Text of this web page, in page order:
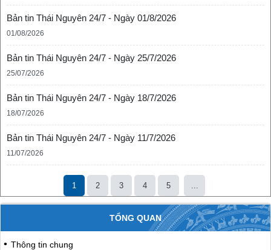
Bản tin Thái Nguyên 24/7 - Ngày 01/8/2026
01/08/2026
Bản tin Thái Nguyên 24/7 - Ngày 25/7/2026
25/07/2026
Bản tin Thái Nguyên 24/7 - Ngày 18/7/2026
18/07/2026
Bản tin Thái Nguyên 24/7 - Ngày 11/7/2026
11/07/2026
1 2 3 4 5 ...
TỔNG QUAN
Thông tin chung